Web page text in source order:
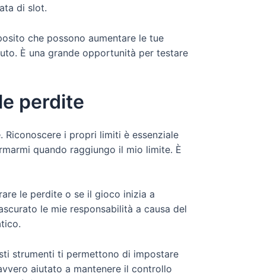
di slot.
che possono aumentare le tue
È una grande opportunità per testare
perdite
Riconoscere i propri limiti è essenziale
quando raggiungo il mio limite. È
le perdite o se il gioco inizia a
le mie responsabilità a causa del
strumenti ti permettono di impostare
aiutato a mantenere il controllo